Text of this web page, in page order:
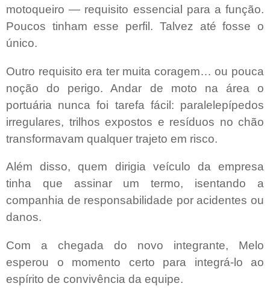
motoqueiro — requisito essencial para a função.
Poucos tinham esse perfil. Talvez até fosse o
único.
Outro requisito era ter muita coragem… ou pouca
noção do perigo. Andar de moto na área o
portuária nunca foi tarefa fácil: paralelepípedos
irregulares, trilhos expostos e resíduos no chão
transformavam qualquer trajeto em risco.
Além disso, quem dirigia veículo da empresa
tinha que assinar um termo, isentando a
companhia de responsabilidade por acidentes ou
danos.
Com a chegada do novo integrante, Melo
esperou o momento certo para integrá-lo ao
espírito de convivência da equipe.